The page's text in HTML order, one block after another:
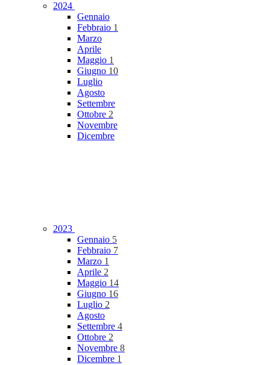
2024
Gennaio
Febbraio 1
Marzo
Aprile
Maggio 1
Giugno 10
Luglio
Agosto
Settembre
Ottobre 2
Novembre
Dicembre
2023
Gennaio 5
Febbraio 7
Marzo 1
Aprile 2
Maggio 14
Giugno 16
Luglio 2
Agosto
Settembre 4
Ottobre 2
Novembre 8
Dicembre 1